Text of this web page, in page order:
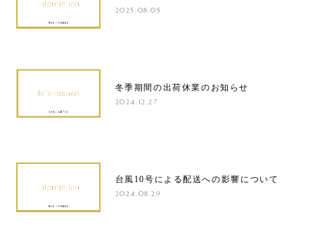
2025.08.05
冬季期間の出荷休業のお知らせ
2024.12.27
台風10号による配送への影響について
2024.08.29